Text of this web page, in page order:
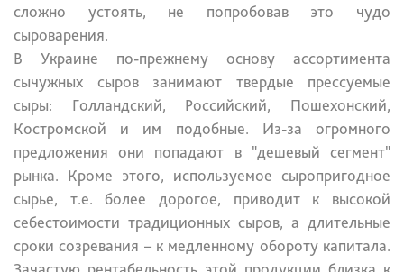
сложно устоять, не попробовав это чудо
сыроварения.
В Украине по-прежнему основу ассортимента
сычужных сыров занимают твердые прессуемые
сыры: Голландский, Российский, Пошехонский,
Костромской и им подобные. Из-за огромного
предложения они попадают в "дешевый сегмент"
рынка. Кроме этого, используемое сыропригодное
сырье, т.е. более дорогое, приводит к высокой
себестоимости традиционных сыров, а длительные
сроки созревания – к медленному обороту капитала.